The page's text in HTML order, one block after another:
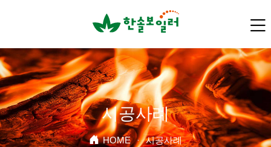
시공사례
HOME · 시공사례